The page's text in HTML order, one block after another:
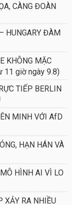
CÀNG ĐOÀN
HUNGARY ĐÀM
KHÔNG MẶC
11 giờ ngày 9.8)
TIẾP BERLIN
MINH VỚI AfD
HẠN HÁN VÀ
HÌNH AI VÌ LO
XẢY RA NHIỀU